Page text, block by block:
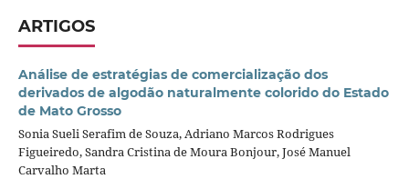
ARTIGOS
Análise de estratégias de comercialização dos
derivados de algodão naturalmente colorido do Estado
de Mato Grosso
Sonia Sueli Serafim de Souza, Adriano Marcos Rodrigues
Figueiredo, Sandra Cristina de Moura Bonjour, José Manuel
Carvalho Marta